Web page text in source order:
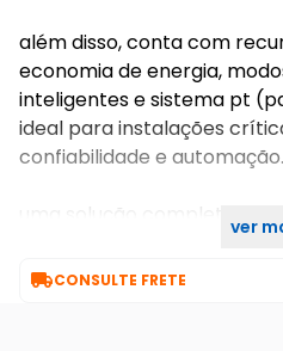
além disso, conta com
economia de energia,
inteligentes e sistema pt
ideal para instalações
confiabilidade e automação.
uma solução completaver
CONSULTE FRETE